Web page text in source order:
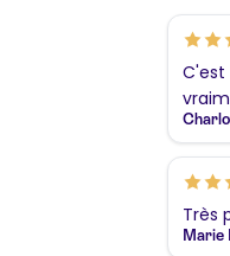
Très
Marie